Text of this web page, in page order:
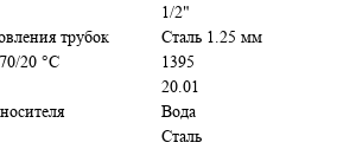
1/2"
трубок
Сталь 1.25 мм
20 °C
1395
20.01
Вода
Сталь